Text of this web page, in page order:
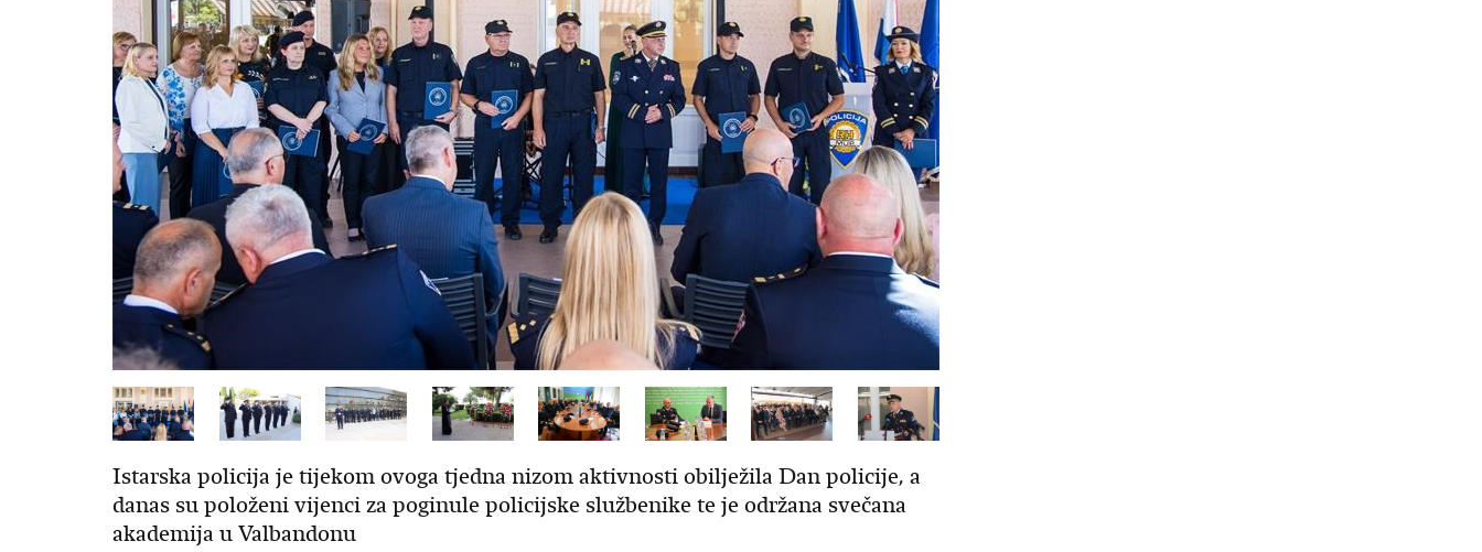
Istarska policija je tijekom ovoga tjedna nizom aktivnosti obilježila Dan policije, a
danas su položeni vijenci za poginule policijske službenike te je održana svečana
akademija u Valbandonu